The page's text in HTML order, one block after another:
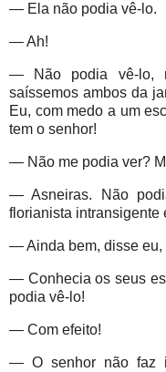
— Ela não podia vê-lo.
— Ah!
— Não podia vê-lo,
saíssemos ambos da
Eu, com medo a um
tem o senhor!
— Não me podia ver?
— Asneiras. Não
florianista intransigente
— Ainda bem, disse eu,
— Conhecia os seus
podia vê-lo!
— Com efeito!
— O senhor não faz